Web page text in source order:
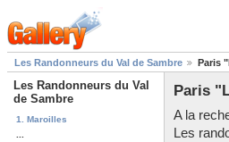
Les Randonneurs du Val de Sambre Paris
Les Randonneurs du Val
de Sambre
1. Maroilles
Paris
A la
Les